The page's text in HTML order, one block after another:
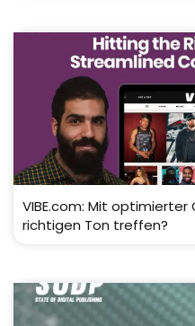
VIBE.com: Mit
richtigen Ton treffen?